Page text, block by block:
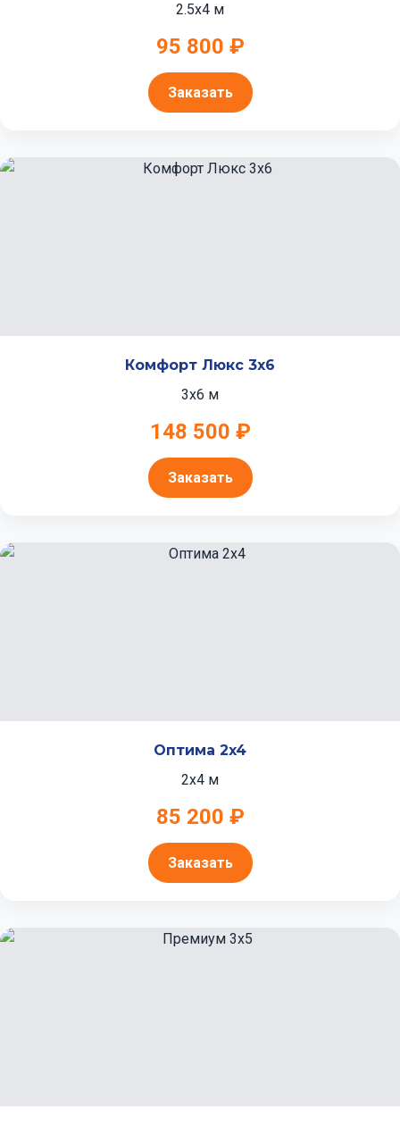
2.5x4 м
95 800 ₽
Заказать
Комфорт Люкс 3x6
3x6 м
148 500 ₽
Заказать
Оптима 2x4
2x4 м
85 200 ₽
Заказать